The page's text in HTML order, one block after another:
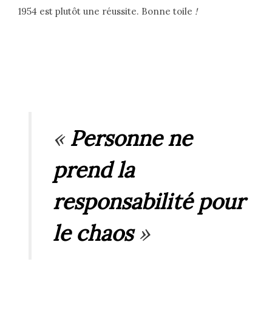
1954 est plutôt une réussite. Bonne toile !
«Personne ne
prend la
responsabilité pour
le chaos»